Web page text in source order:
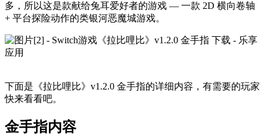
多，所以这是款献给兔耳爱好者的游戏 — 一款 2D 横向卷轴
+ 平台探险动作的类银河恶魔城游戏。
下面是《拉比哩比》v1.2.0 金手指的详细内容，有需要的玩家
快来看看吧。
金手指内容